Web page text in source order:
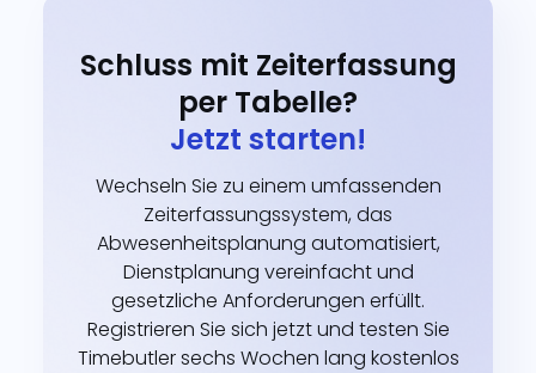
Schluss mit Zeiterfassung
per Tabelle?
Jetzt starten!
Wechseln Sie zu einem umfassenden
Zeiterfassungssystem, das
Abwesenheitsplanung automatisiert,
Dienstplanung vereinfacht und
gesetzliche Anforderungen erfüllt.
Registrieren Sie sich jetzt und testen Sie
Timebutler sechs Wochen lang kostenlos